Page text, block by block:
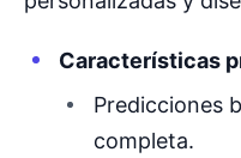
Características
Predicciones
completa.